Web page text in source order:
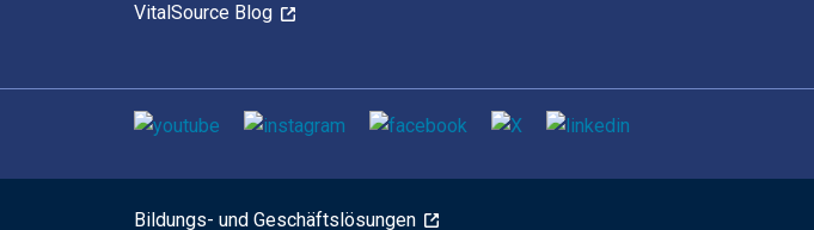
VitalSource Blog
Sozialen Medien
Bildungs- und Geschäftslösungen